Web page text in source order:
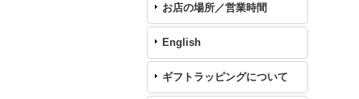
お店の場所／営業時間
English
ギフトラッピングについて